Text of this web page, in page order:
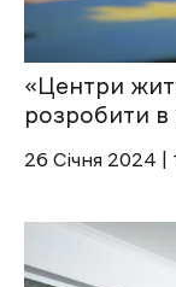
«Центри
розробити в
26 Січня 2024 |